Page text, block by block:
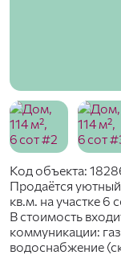
Код объекта:
Продаётся
кв.м. на участке 6
В стоимость
коммуникации:
водоснабжение